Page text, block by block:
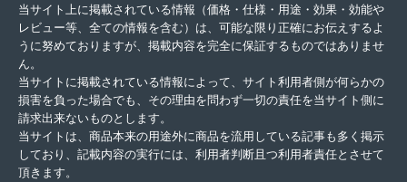
当サイト上に掲載されている情報（価格・仕様・用途・効果・効能や
レビュー等、全ての情報を含む）は、可能な限り正確にお伝えするよ
うに努めておりますが、掲載内容を完全に保証するものではありませ
ん。
当サイトに掲載されている情報によって、サイト利用者側が何らかの
損害を負った場合でも、その理由を問わず一切の責任を当サイト側に
請求出来ないものとします。
当サイトは、商品本来の用途外に商品を流用している記事も多く掲示
しており、記載内容の実行には、利用者判断且つ利用者責任とさせて
頂きます。